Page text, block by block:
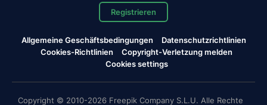
Registrieren
Allgemeine Geschäftsbedingungen
Datenschutzrichtlinien
Cookies-Richtlinien
Copyright-Verletzung melden
Cookies settings
Copyright © 2010-2026 Freepik Company S.L.U. Alle Rechte